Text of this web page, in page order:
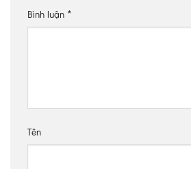
Bình luận *
Tên